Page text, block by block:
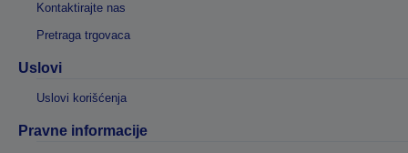
Kontaktirajte nas
Pretraga trgovaca
Uslovi
Uslovi korišćenja
Pravne informacije